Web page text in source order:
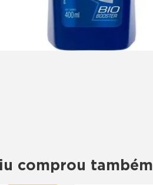
comprou também